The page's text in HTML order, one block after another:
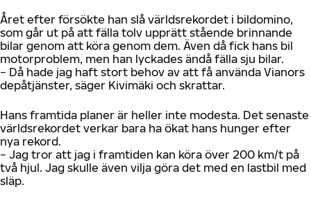
Året efter försökte han slå världsrekordet i bildomino,
som går ut på att fälla tolv upprätt stående brinnande
bilar genom att köra genom dem. Även då fick hans bil
motorproblem, men han lyckades ändå fälla sju bilar.
− Då hade jag haft stort behov av att få använda Vianors
depåtjänster, säger Kivimäki och skrattar.
Hans framtida planer är heller inte modesta. Det senaste
världsrekordet verkar bara ha ökat hans hunger efter
nya rekord.
− Jag tror att jag i framtiden kan köra över 200 km/t på
två hjul. Jag skulle även vilja göra det med en lastbil med
släp.